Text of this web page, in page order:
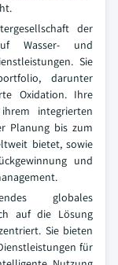
der
Wasser- und
Sie
darunter
Oxidation. Ihre
integrierten
Planung bis zum
bietet, sowie
und
globales
auf die Lösung
Sie bieten
für